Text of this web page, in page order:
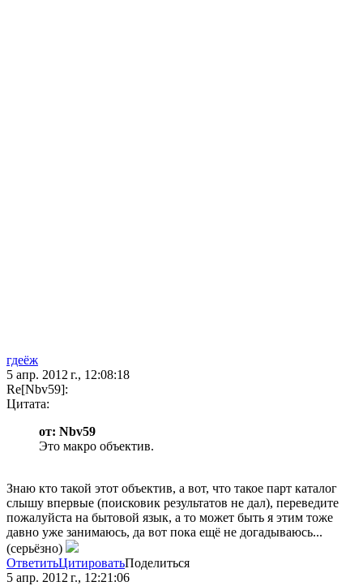
гдеёж
5 апр. 2012 г., 12:08:18
Re[Nbv59]:
Цитата:
от: Nbv59
Это макро объектив.
Знаю кто такой этот объектив, а вот, что такое парт каталог
слышу впервые (поисковик результатов не дал), переведите
пожалуйста на бытовой язык, а то может быть я этим тоже
давно уже занимаюсь, да вот пока ещё не догадываюсь...
(серьёзно)
ОтветитьЦитироватьПоделиться
5 апр. 2012 г., 12:21:06